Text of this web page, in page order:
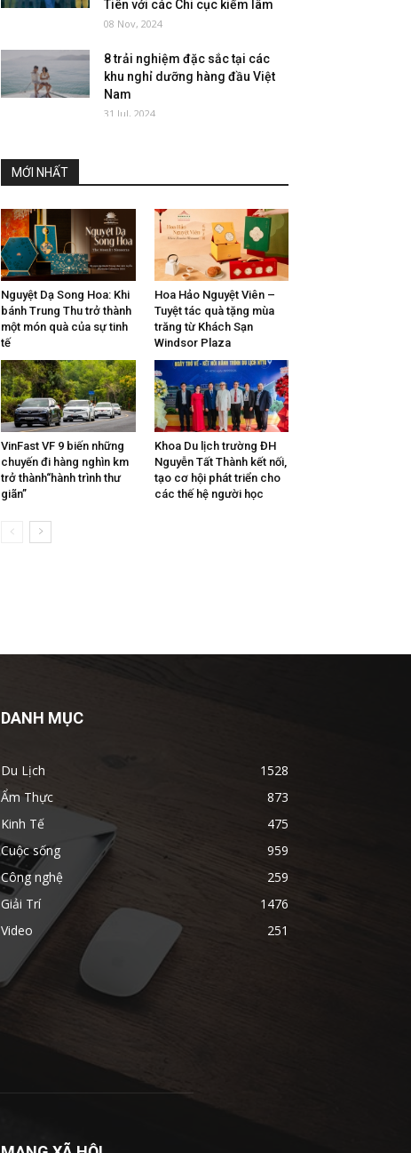
Tiên với các Chi cục kiểm lâm
08 Nov, 2024
8 trải nghiệm đặc sắc tại các
khu nghỉ dưỡng hàng đầu Việt
Nam
31 Jul, 2024
MỚI NHẤT
Nguyệt Dạ Song Hoa: Khi
bánh Trung Thu trở thành
một món quà của sự tinh
tế
Hoa Hảo Nguyệt Viên –
Tuyệt tác quà tặng mùa
trăng từ Khách Sạn
Windsor Plaza
VinFast VF 9 biến những
chuyến đi hàng nghìn km
trở thành“hành trình thư
giãn”
Khoa Du lịch trường ĐH
Nguyễn Tất Thành kết nối,
tạo cơ hội phát triển cho
các thế hệ người học
DANH MỤC
Du Lịch
1528
Ẩm Thực
873
Kinh Tế
475
Cuộc sống
959
Công nghệ
259
Giải Trí
1476
Video
251